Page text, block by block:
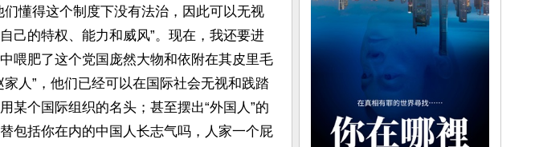
懂得这个制度下没有法治，因此可以无视
己的特权、能力和威风”。现在，我还要进
喂肥了这个党国庞然大物和依附在其皮里毛
人”，他们已经可以在国际社会无视和践踏
某个国际组织的名头；甚至摆出“外国人”的
包括你在内的中国人长志气吗，人家一个屁